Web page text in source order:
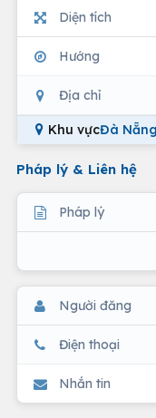
Diện tích
Hướng
Địa chỉ
Khu vựcĐà Nẵng
Pháp lý & Liên hệ
Pháp lý
Người đăng
Điện thoại
Nhắn tin